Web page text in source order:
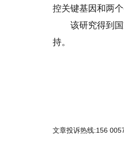
控关键基因和两
该研究得到
持。
文章投诉热线:156